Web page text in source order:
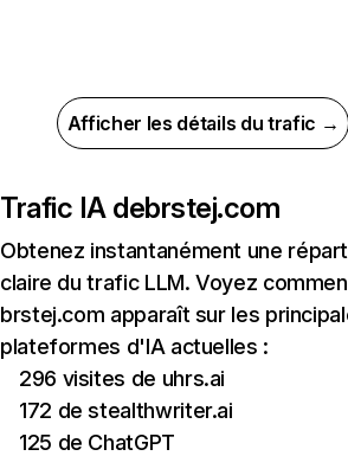
Afficher les détails du trafic →
Trafic IA debrstej.com
Obtenez instantanément une
claire du trafic LLM. Voyez
brstej.com apparaît sur les
plateformes d'IA actuelles :
296 visites de uhrs.ai
172 de stealthwriter.ai
125 de ChatGPT